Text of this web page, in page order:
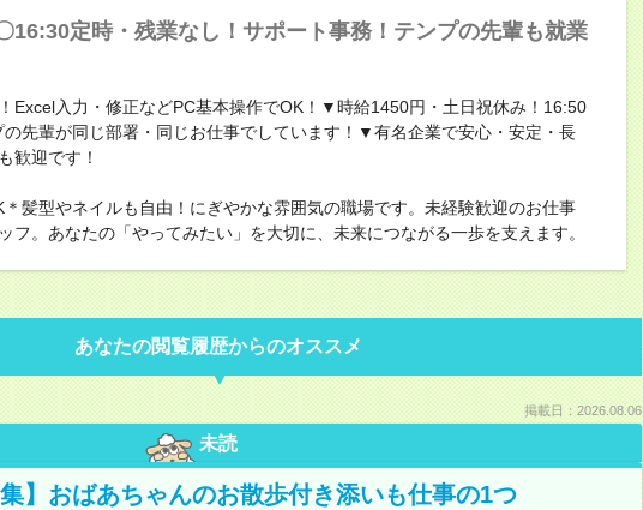
16:30定時・残業なし！サポート事務！テンプの先輩も就業
Excel入力・修正などPC基本操作でOK！▼時給1450円・土日祝休み！16:50
先輩が同じ部署・同じお仕事でしています！▼有名企業で安心・安定・長
歓迎です！
髪型やネイルも自由！にぎやかな雰囲気の職場です。未経験歓迎のお仕事
フ。あなたの「やってみたい」を大切に、未来につながる一歩を支えます。
あなたの閲覧履歴からのオススメ
掲載日：2026.08.06
未読
集】おばあちゃんのお散歩付き添いも仕事の1つ